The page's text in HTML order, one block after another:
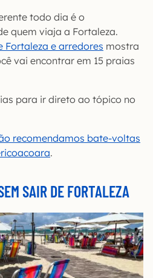
todo dia é o
quem viaja a Fortaleza.
Fortaleza e arredores mostra
vai encontrar em 15 praias
para ir direto ao tópico no
recomendamos bate-voltas
.
SAIR DE FORTALEZA